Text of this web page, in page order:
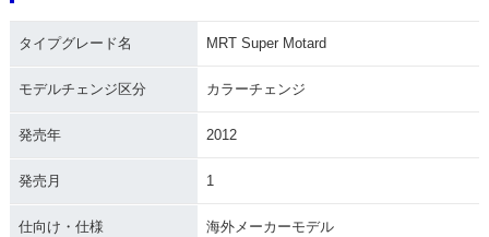
タイプグレード名 MRT Super Motard
モデルチェンジ区分 カラーチェンジ
発売年 2012
発売月 1
仕向け・仕様 海外メーカーモデル